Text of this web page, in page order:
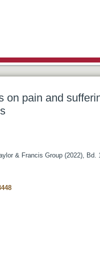
medicine,
on pain and
& Francis Group (2022), Bd.